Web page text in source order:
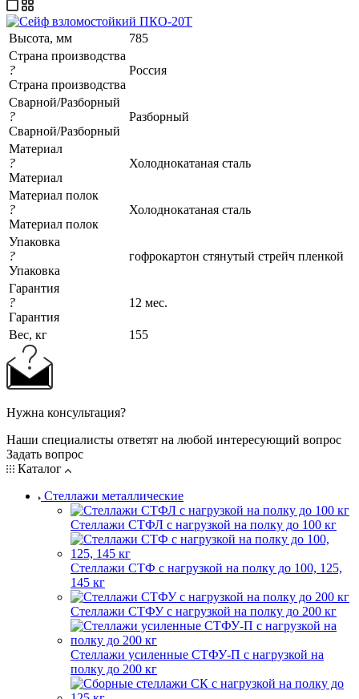
Высота, мм
785
Страна производства
?
Страна производства
Россия
Сварной/Разборный
?
Сварной/Разборный
Разборный
Материал
?
Материал
Холоднокатаная сталь
Материал полок
?
Материал полок
Холоднокатаная сталь
Упаковка
?
Упаковка
гофрокартон стянутый стрейч пленкой
Гарантия
?
Гарантия
12 мес.
Вес, кг 155
Нужна консультация?
Наши специалисты ответят на любой интересующий вопрос
Задать вопрос
Каталог
Стеллажи металлические
Стеллажи СТФЛ с нагрузкой на полку до 100 кг
Стеллажи СТФ с нагрузкой на полку до 100, 125,
145 кг
Стеллажи СТФУ с нагрузкой на полку до 200 кг
Стеллажи усиленные СТФУ-П с нагрузкой на
полку до 200 кг